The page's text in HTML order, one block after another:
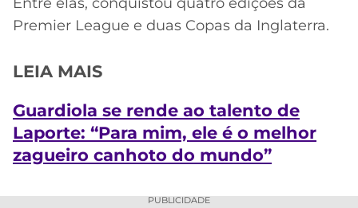
Premier League e duas Copas da Inglaterra.
LEIA MAIS
Guardiola se rende ao talento de
Laporte: “Para mim, ele é o melhor
zagueiro canhoto do mundo”
PUBLICIDADE